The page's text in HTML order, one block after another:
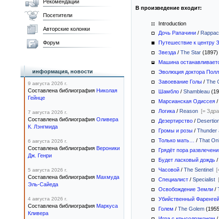
В произведение входит:
Introduction
Дочь Рапачини /
Путешествие к центру
Звезда / The Star (1897)
Машина
Эволюция доктора
Завоевание Голы / The
Шамбло / Shambleau
Марсианская Одиссея /
Логика / Reason [=
Дезертирство /
Громы и розы / Thunder
Только мать…
/ That
Грядёт пора
Будет ласковый дождь /
Часовой / The Sentinel
Специалист / Specialist
Освобождение Земли /
Убийственный
Голем / The Golem
Рекомендации
Посетители
Авторские колонки
Форум
информация, новости
9 августа 2026 г.
Составлена библиография Николая
Гейнце
7 августа 2026 г.
Составлена библиография Оливера
К. Лэнгмида
6 августа 2026 г.
Составлена библиография Вероники
Дж. Генри
5 августа 2026 г.
Составлена библиография Махмуда
Эль-Сайеда
4 августа 2026 г.
Составлена библиография Маркуса
Кливера